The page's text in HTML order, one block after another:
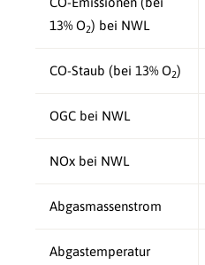
13% O2) bei NWL
CO-Staub (bei 13% O2)
OGC bei NWL
NOx bei NWL
Abgasmassenstrom
Abgastemperatur